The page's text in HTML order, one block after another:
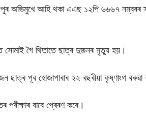
অভিমুখে আহি থকা এএছ ১২পি ৬৬৬৭ নম্বৰৰ
গৈ থিতাতে ছাত্ৰ দুজনৰ মৃত্যু হয়।
পূব হোজাপাৰাৰ ২২ বছৰীয়া কৃষ্ণাংগ বৰুৱা
বাবে প্ৰেৰণ কৰে।